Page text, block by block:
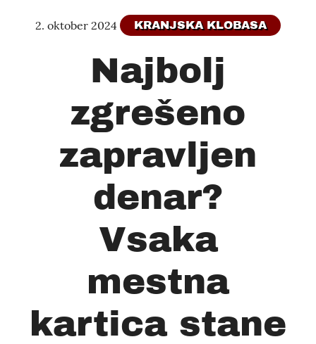
2. oktober 2024 KRANJSKA KLOBASA
Najbolj
zgrešeno
zapravljen
denar?
Vsaka
mestna
kartica stane